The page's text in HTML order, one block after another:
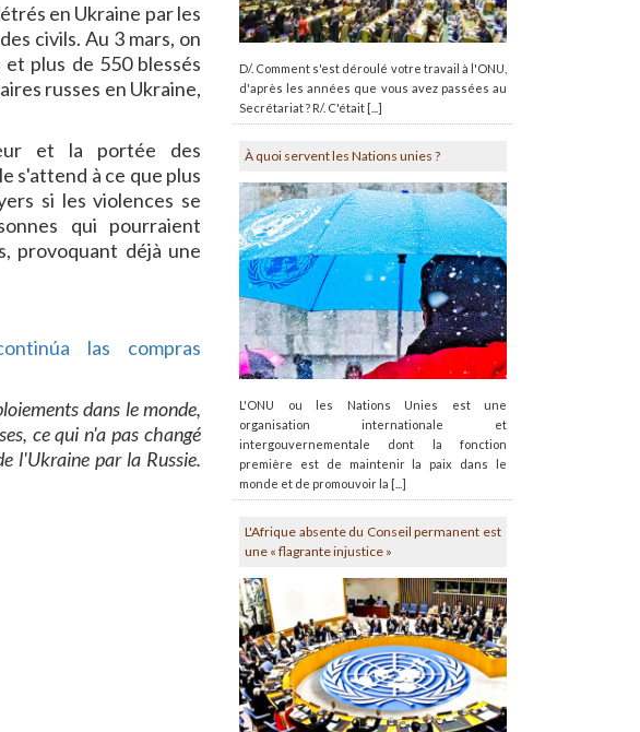
en Ukraine par les
civils. Au 3 mars, on
plus de 550 blessés
russes en Ukraine,
et la portée des
s'attend à ce que plus
si les violences se
qui pourraient
provoquant déjà une
las compras
dans le monde,
ce qui n'a pas changé
l'Ukraine par la Russie.
D/. Comment s'est déroulé votre travail à l'ONU,
d'après les années que vous avez passées au
Secrétariat ? R/. C'était [...]
À quoi servent les Nations unies ?
L'ONU ou les Nations Unies est une
organisation internationale et
intergouvernementale dont la fonction
première est de maintenir la paix dans le
monde et de promouvoir la [...]
L'Afrique absente du Conseil permanent est
une « flagrante injustice »